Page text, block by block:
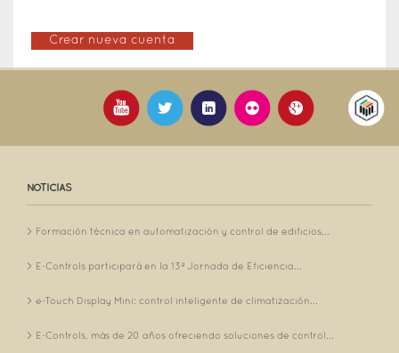
NOTICIAS
Formación técnica en automatización y control de edificios...
E-Controls participará en la 13ª Jornada de Eficiencia...
e-Touch Display Mini: control inteligente de climatización...
E-Controls, más de 20 años ofreciendo soluciones de control...